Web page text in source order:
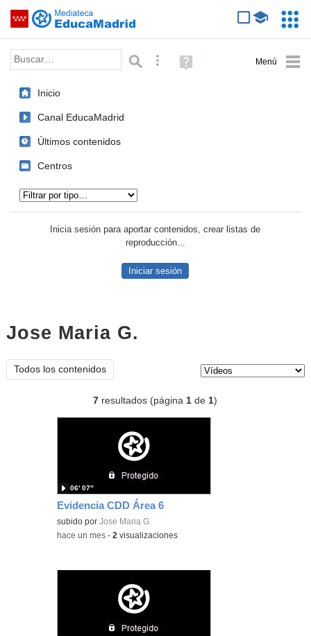
Saltar navegación
Palabra o frase: Búsqueda avanzada
Ayuda
(en
Inicio
Canal EducaMadrid
Últimos contenidos
Centros
Inicia sesión para aportar contenidos, crear listas de
reproducción...
Iniciar sesión
Jose Maria G.
Todos los contenidos
7 resultados (página1 de1)
Evidencia CDD Área 6
subido porJose Maria G.
06′ 07″
-hace un mes -2 visualizaciones